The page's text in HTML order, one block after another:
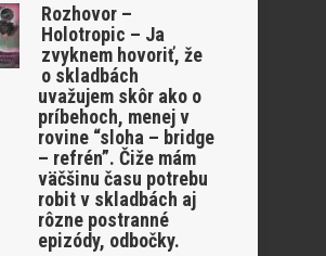
Rozhovor –
Holotropic – Ja
zvyknem hovoriť, že
o skladbách
uvažujem skôr ako o
príbehoch, menej v
rovine “sloha – bridge
– refrén”. Čiže mám
väčšinu času potrebu
robit v skladbách aj
rôzne postranné
epizódy, odbočky.